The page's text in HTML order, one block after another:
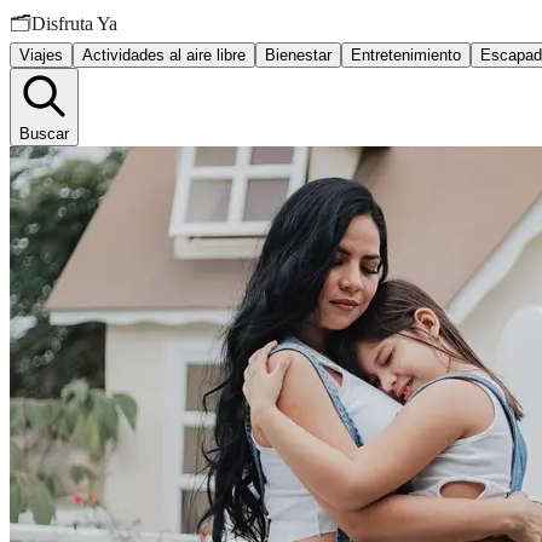
🗂️Disfruta Ya
Viajes Actividades al aire libre Bienestar Entretenimiento
Buscar